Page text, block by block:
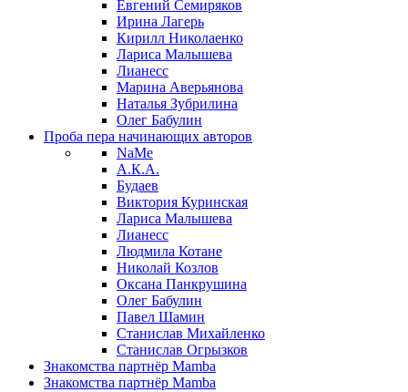
Евгений Семиряков
Ирина Лагерь
Кирилл Николаенко
Лариса Малышева
Лианесс
Марина Аверьянова
Наталья Зубрилина
Олег Бабулин
Проба пера начинающих авторов
NaMe
А.К.А.
Будаев
Виктория Куринская
Лариса Малышева
Лианесс
Людмила Котане
Николай Козлов
Оксана Панкрушина
Олег Бабулин
Павел Шамин
Станислав Михайленко
Станислав Огрызков
Знакомства партнёр Mamba
Знакомства партнёр Mamba